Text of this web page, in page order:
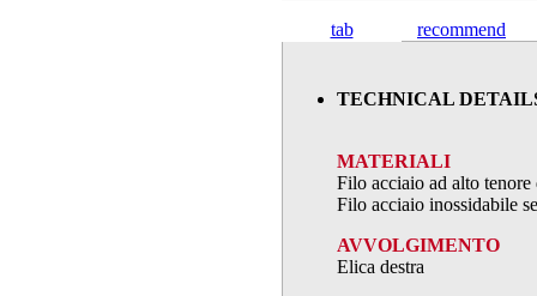
tab recommend
TECHNICAL
MATERIALI
Filo acciaio ad alto
Filo acciaio inossidabile
AVVOLGIMENTO
Elica destra